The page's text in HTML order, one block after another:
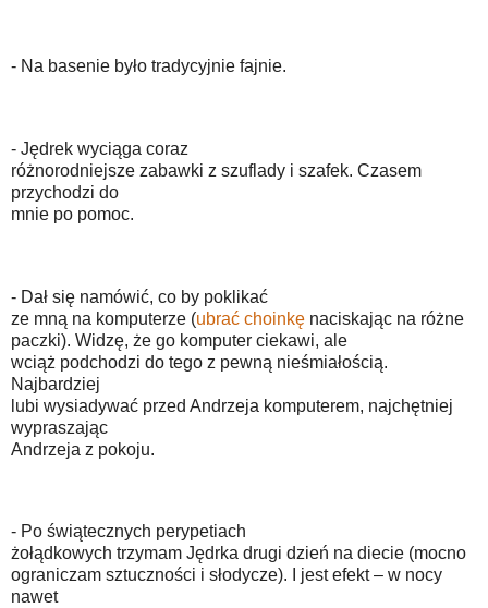
- Na basenie było tradycyjnie fajnie.
- Jędrek wyciąga coraz
różnorodniejsze zabawki z szuflady i szafek. Czasem
przychodzi do
mnie po pomoc.
- Dał się namówić, co by poklikać
ze mną na komputerze (ubrać choinkę naciskając na różne
paczki). Widzę, że go komputer ciekawi, ale
wciąż podchodzi do tego z pewną nieśmiałością.
Najbardziej
lubi wysiadywać przed Andrzeja komputerem, najchętniej
wypraszając
Andrzeja z pokoju.
- Po świątecznych perypetiach
żołądkowych trzymam Jędrka drugi dzień na diecie (mocno
ograniczam sztuczności i słodycze). I jest efekt – w nocy
nawet